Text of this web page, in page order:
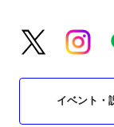
イベント・